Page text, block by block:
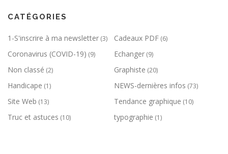
CATÉGORIES
1-S'inscrire à ma newsletter (3) Cadeaux PDF (6)
Coronavirus (COVID-19) (9)
Non classé (2)
Echanger (9)
Graphiste (20)
Handicape (1) NEWS-dernières infos (73)
Site Web (13) Tendance graphique (10)
Truc et astuces (10) typographie (1)